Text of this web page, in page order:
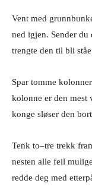
Vent med
ned igjen. Sender
trengte den til bli
Spar tomme
kolonne er den mest
konge sløser den
Tenk to–tre trekk
nesten alle feil
redde deg med